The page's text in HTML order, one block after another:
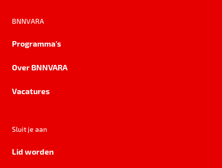
BNNVARA
Programma's
Over BNNVARA
Vacatures
Sluit je aan
Lid worden